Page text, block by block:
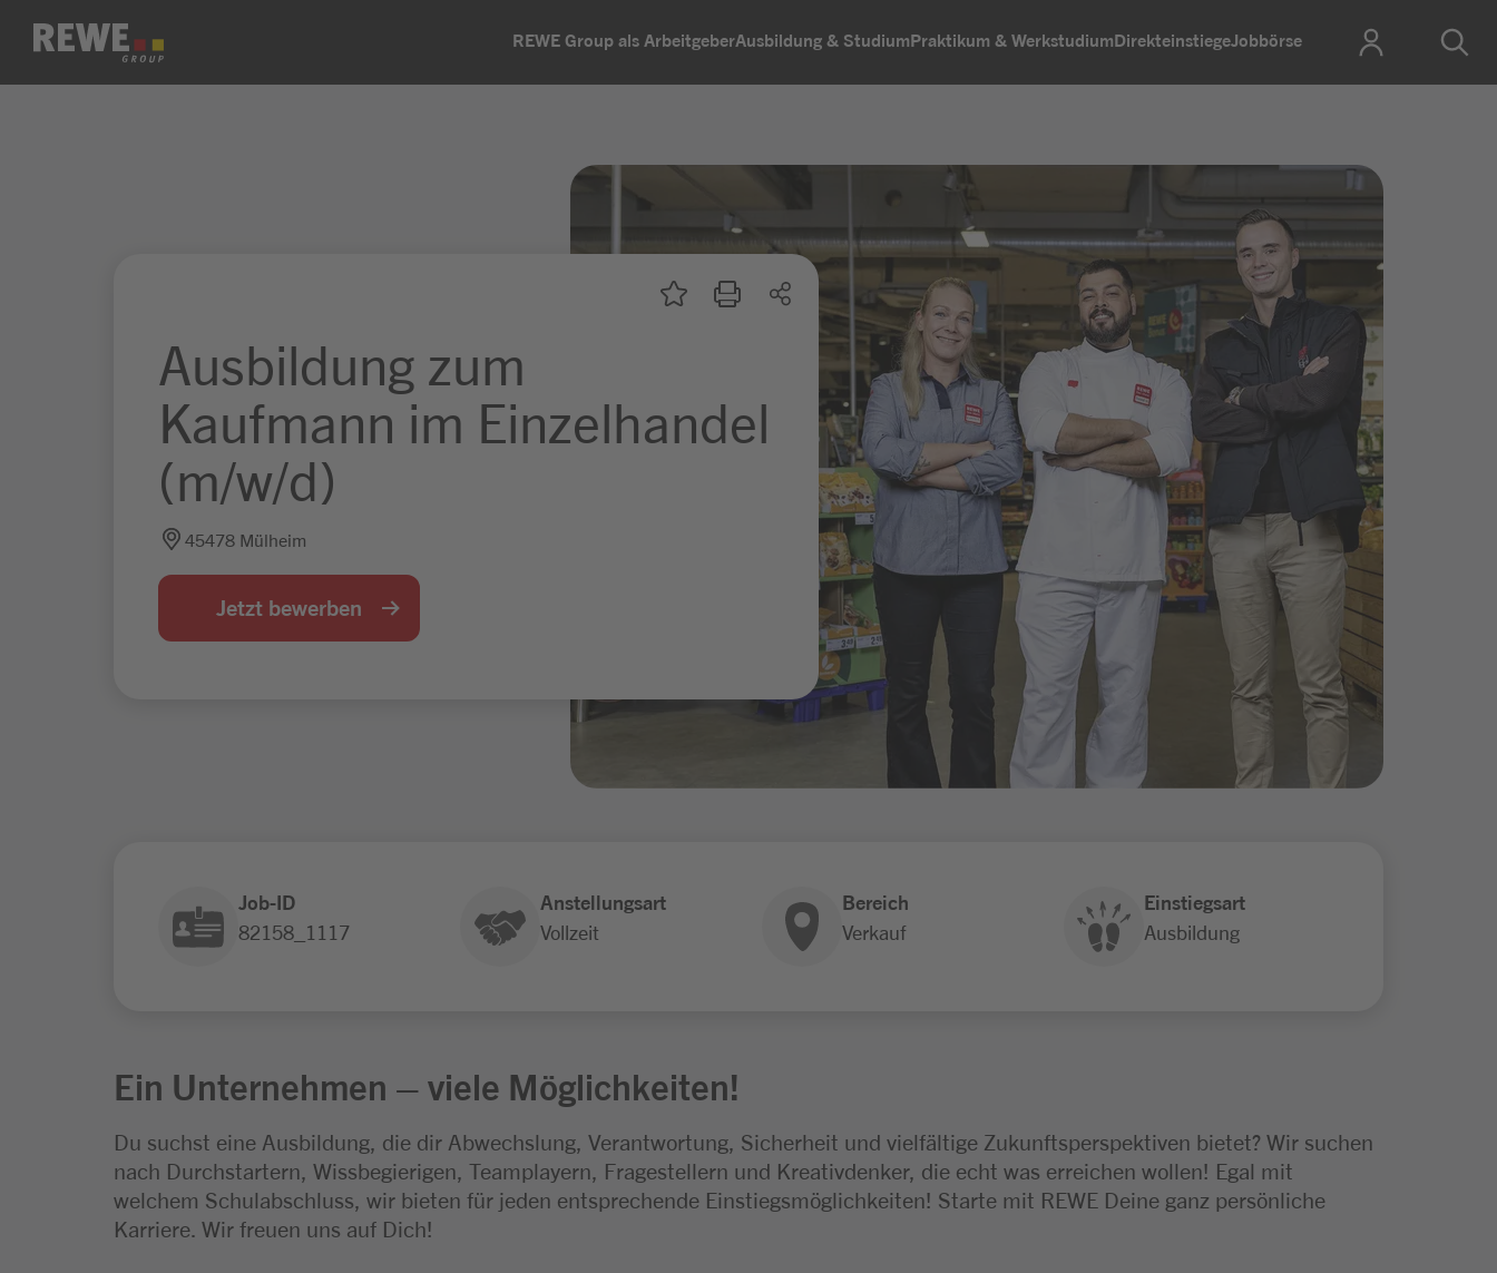
Zum Inhalt springen REWE Group als ArbeitgeberAusbildung & StudiumPraktikum & WerkstudiumDirekteinstiegeJobbörse
Ausbildung zum
Kaufmann im Einzelhandel
(m/w/d)
45478 Mülheim
Jetzt bewerben
Job-ID
82158_1117
Anstellungsart
Vollzeit
Bereich
Verkauf
Einstiegsart
Ausbildung
Ein Unternehmen – viele Möglichkeiten!
Du suchst eine Ausbildung, die dir Abwechslung, Verantwortung, Sicherheit und vielfältige Zukunftsperspektiven bietet? Wir suchen
nach Durchstartern, Wissbegierigen, Teamplayern, Fragestellern und Kreativdenker, die echt was erreichen wollen! Egal mit
welchem Schulabschluss, wir bieten für jeden entsprechende Einstiegsmöglichkeiten! Starte mit REWE Deine ganz persönliche
Karriere. Wir freuen uns auf Dich!